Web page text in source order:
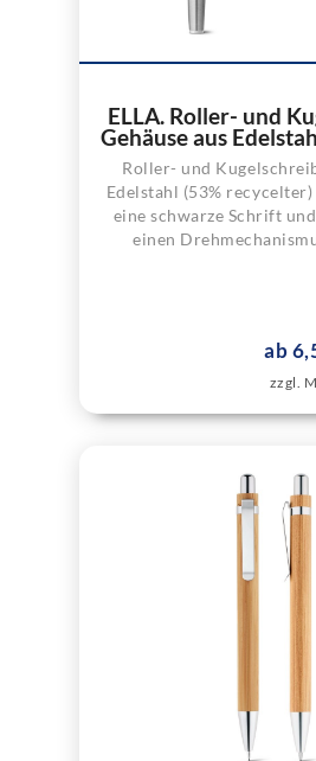
ELLA. Roller- und
Gehäuse aus
Roller- und
Edelstahl (53%
eine schwarze Schrift
einen
ab
zzgl.